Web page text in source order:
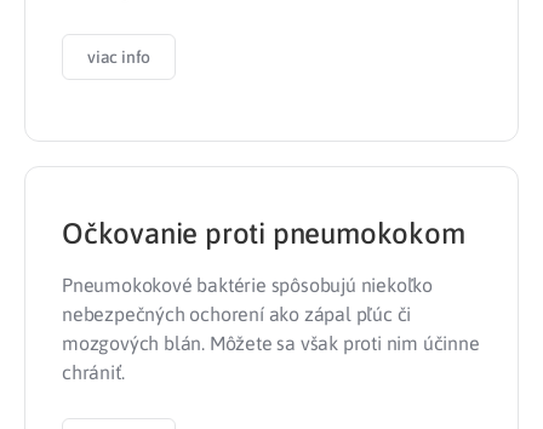
viac info
Očkovanie proti pneumokokom
Pneumokokové baktérie spôsobujú niekoľko
nebezpečných ochorení ako zápal pľúc či
mozgových blán. Môžete sa však proti nim účinne
chrániť.